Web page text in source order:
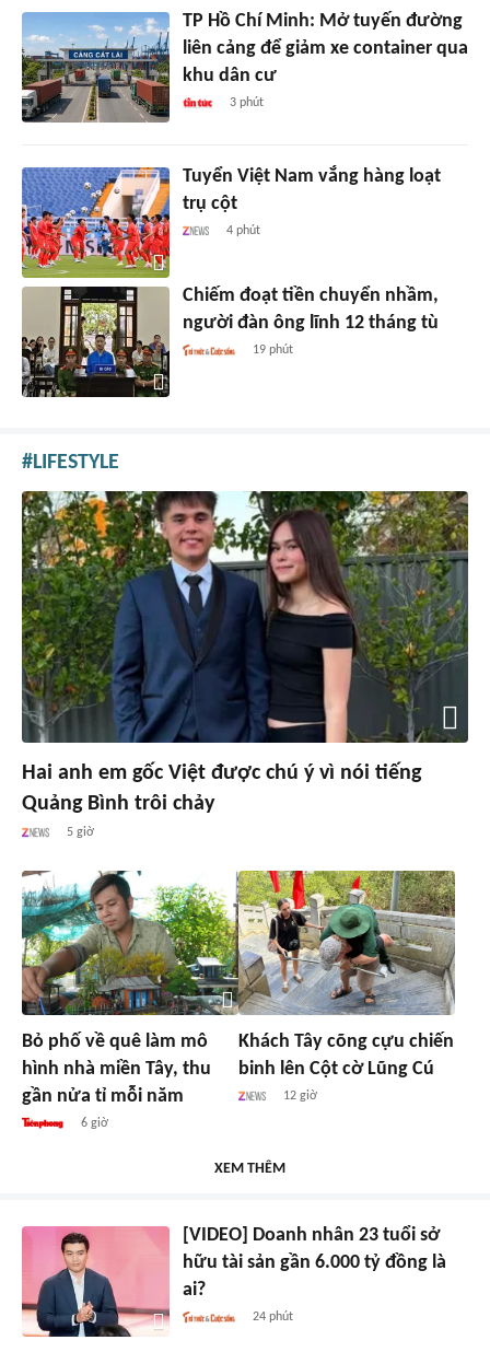
TP Hồ Chí Minh: Mở tuyến đường
liên cảng để giảm xe container qua
khu dân cư
3 phút
Tuyển Việt Nam vắng hàng loạt
trụ cột
4 phút
Chiếm đoạt tiền chuyển nhầm,
người đàn ông lĩnh 12 tháng tù
19 phút
LIFESTYLE
Hai anh em gốc Việt được chú ý vì nói tiếng
Quảng Bình trôi chảy
5 giờ
Bỏ phố về quê làm mô
hình nhà miền Tây, thu
gần nửa tỉ mỗi năm
6 giờ
Khách Tây cõng cựu chiến
binh lên Cột cờ Lũng Cú
12 giờ
XEM THÊM
[VIDEO] Doanh nhân 23 tuổi sở
hữu tài sản gần 6.000 tỷ đồng là
ai?
24 phút